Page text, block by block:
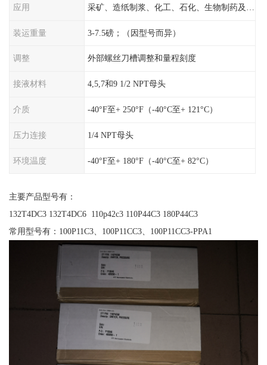
应用
装运重量 3-7.5磅；（因型号而异）
调整 外部螺丝刀槽调整和量程刻度
接液材料 4,5,7和9 1/2 NPT母头
介质 -40°F至+ 250°F（-40°C至+ 121°C）
压力连接 1/4 NPT母头
环境温度 -40°F至+ 180°F（-40°C至+ 82°C）
主要产品型号有：
132T4DC3 132T4DC6 110p42c3 110P44C3 180P44C3
常用型号有：100P11C3、100P11CC3、100P11CC3-PPA1